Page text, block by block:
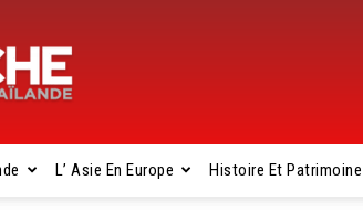
L’ Asie En Europe Histoire Et Patrimoine